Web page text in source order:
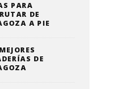
PARA
DE
A PIE
DE